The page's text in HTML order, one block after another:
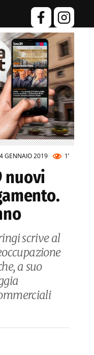
GENNAIO 2019 1’
nuovi
scrive al
a suo